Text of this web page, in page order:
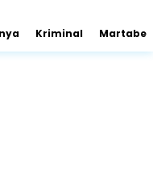
Kriminal Martabe